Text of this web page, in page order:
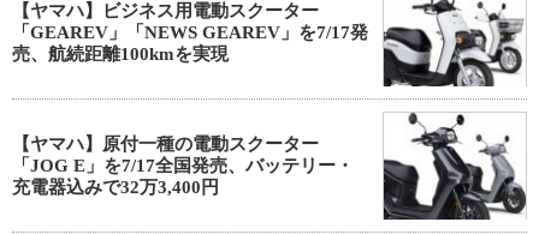
【ヤマハ】ビジネス用電動スクーター
「GEAREV」「NEWS GEAREV」を7/17発
売、航続距離100kmを実現
【ヤマハ】原付一種の電動スクーター
「JOG E」を7/17全国発売、バッテリー・
充電器込みで32万3,400円